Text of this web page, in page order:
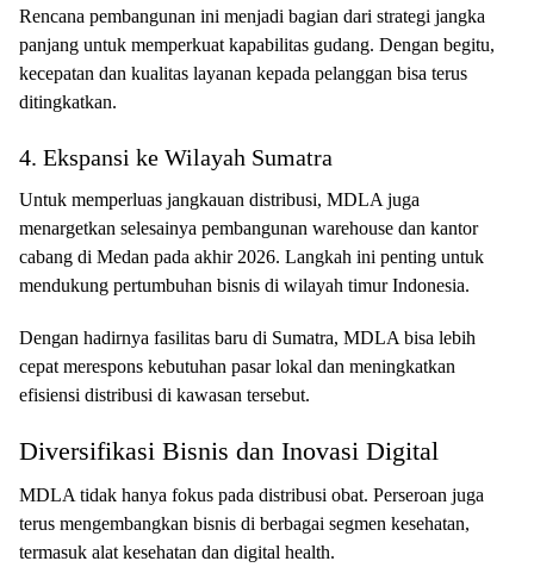
Rencana pembangunan ini menjadi bagian dari strategi jangka
panjang untuk memperkuat kapabilitas gudang. Dengan begitu,
kecepatan dan kualitas layanan kepada pelanggan bisa terus
ditingkatkan.
4. Ekspansi ke Wilayah Sumatra
Untuk memperluas jangkauan distribusi, MDLA juga
menargetkan selesainya pembangunan warehouse dan kantor
cabang di Medan pada akhir 2026. Langkah ini penting untuk
mendukung pertumbuhan bisnis di wilayah timur Indonesia.
Dengan hadirnya fasilitas baru di Sumatra, MDLA bisa lebih
cepat merespons kebutuhan pasar lokal dan meningkatkan
efisiensi distribusi di kawasan tersebut.
Diversifikasi Bisnis dan Inovasi Digital
MDLA tidak hanya fokus pada distribusi obat. Perseroan juga
terus mengembangkan bisnis di berbagai segmen kesehatan,
termasuk alat kesehatan dan digital health.